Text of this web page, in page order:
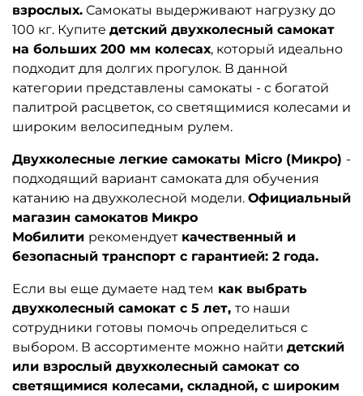
взрослых. Самокаты выдерживают нагрузку до
100 кг. Купите детский двухколесный самокат
на больших 200 мм колесах, который идеально
подходит для долгих прогулок. В данной
категории представлены самокаты - с богатой
палитрой расцветок, со светящимися колесами и
широким велосипедным рулем.
Двухколесные легкие самокаты Micro (Микро) -
подходящий вариант самоката для обучения
катанию на двухколесной модели. Официальный
магазин самокатов Микро
Мобилити рекомендует качественный и
безопасный транспорт с гарантией: 2 года.
Если вы еще думаете над тем как выбрать
двухколесный самокат с 5 лет, то наши
сотрудники готовы помочь определиться с
выбором. В ассортименте можно найти детский
или взрослый двухколесный самокат со
светящимися колесами, складной, с широким